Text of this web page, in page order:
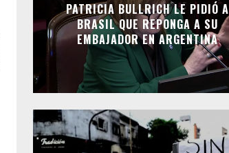
PATRICIA BULLRICH LE PIDIÓ A
BRASIL QUE REPONGA A SU
EMBAJADOR EN ARGENTINA